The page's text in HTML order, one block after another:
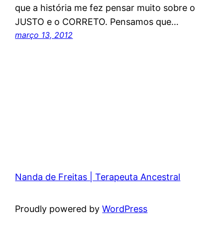
que a história me fez pensar muito sobre o
JUSTO e o CORRETO. Pensamos que…
março 13, 2012
Nanda de Freitas | Terapeuta Ancestral
Proudly powered byWordPress